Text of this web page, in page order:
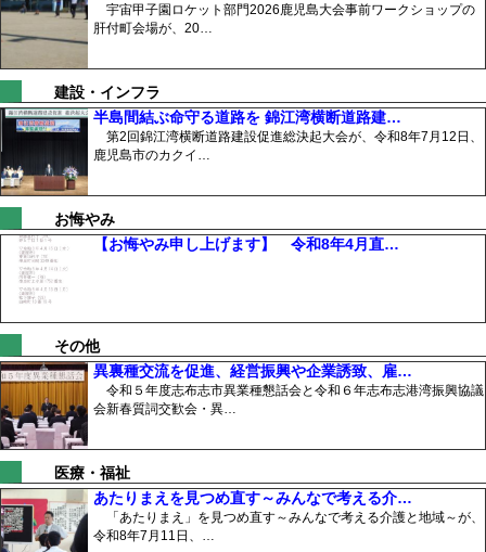
宇宙甲子園ロケット部門2026鹿児島大会事前ワークショップの
肝付町会場が、20…
建設・インフラ
半島間結ぶ命守る道路を 錦江湾横断道路建…
第2回錦江湾横断道路建設促進総決起大会が、令和8年7月12日、
鹿児島市のカクイ…
お悔やみ
【お悔やみ申し上げます】 令和8年4月直…
その他
異裏種交流を促進、経営振興や企業誘致、雇…
令和５年度志布志市異業種懇話会と令和６年志布志港湾振興協議
会新春質詞交歓会・異…
医療・福祉
あたりまえを見つめ直す～みんなで考える介…
「あたりまえ」を見つめ直す～みんなで考える介護と地域～が、
令和8年7月11日、…